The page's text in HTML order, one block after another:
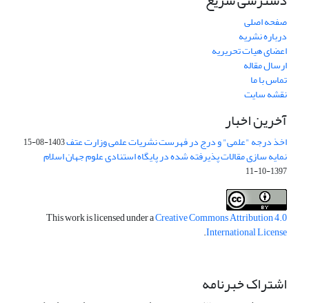
صفحه اصلی
درباره نشریه
اعضای هیات تحریریه
ارسال مقاله
تماس با ما
نقشه سایت
آخرین اخبار
اخذ درجه "علمی" و درج در فهرست نشریات علمی وزارت عتف1403-08-15
نمایه سازی مقالات پذیرفته شده در پایگاه استنادی علوم جهان اسلام
1397-10-11
This work is licensed under aCreative Commons Attribution 4.0
International License
.
اشتراک خبرنامه